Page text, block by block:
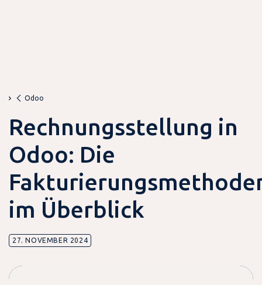
Odoo
Rechnungsstellung in
Odoo: Die
im Überblick
27. NOVEMBER 2024